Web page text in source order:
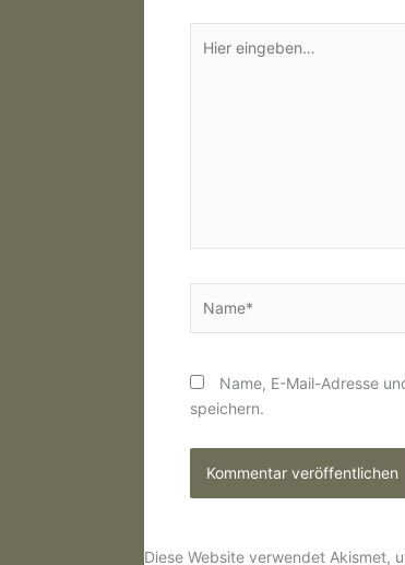
eingeben…
Name, E-Mail-Adresse
speichern.
Diese Website verwendet Akismet,